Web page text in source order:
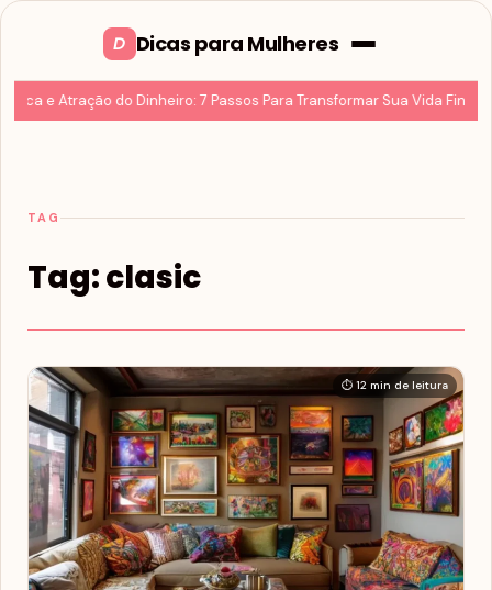
D Dicas para Mulheres
e Atração do Dinheiro: 7 Passos Para Transformar Sua Vida
TAG
Tag:clasic
⏱ 12 min de leitura